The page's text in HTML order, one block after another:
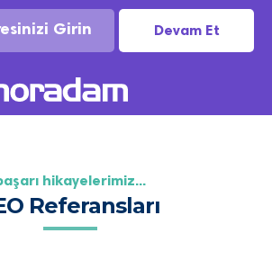
Devam Et
hi̇kayeleri̇mi̇z...
Referansları